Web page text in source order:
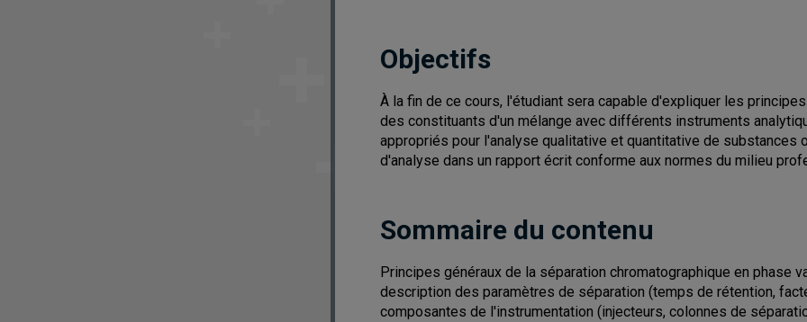
Objectifs
À la fin de ce cours, l'étudiant sera capable d'expliquer les
des constituants d'un mélange avec différents instruments
appropriés pour l'analyse qualitative et quantitative de
d'analyse dans un rapport écrit conforme aux normes du milieu
Sommaire du contenu
Principes généraux de la séparation chromatographique en phase
description des paramètres de séparation (temps de rétention,
composantes de l'instrumentation (injecteurs, colonnes de